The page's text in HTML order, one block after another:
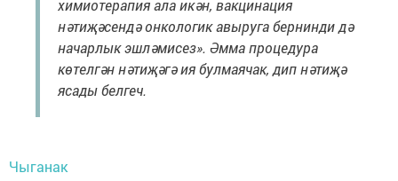
химиотерапия ала икән, вакцинация
нәтиҗәсендә онкологик авыруга бернинди дә
начарлык эшләмисез». Әмма процедура
көтелгән нәтиҗәгә ия булмаячак, дип нәтиҗә
ясады белгеч.
Чыганак